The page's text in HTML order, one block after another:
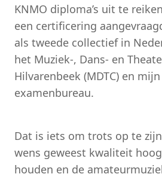
KNMO diploma’s uit te
een certificering
als tweede collectief in
het Muziek-, Dans- en
Hilvarenbeek (MDTC) en
examenbureau.
Dat is iets om trots op te
wens geweest kwaliteit
houden en de